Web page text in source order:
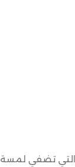
التي تضفي لمسة